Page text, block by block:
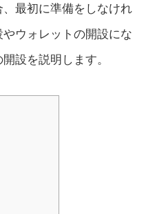
最初に準備をしなけれ
ウォレットの開設にな
設を説明します。